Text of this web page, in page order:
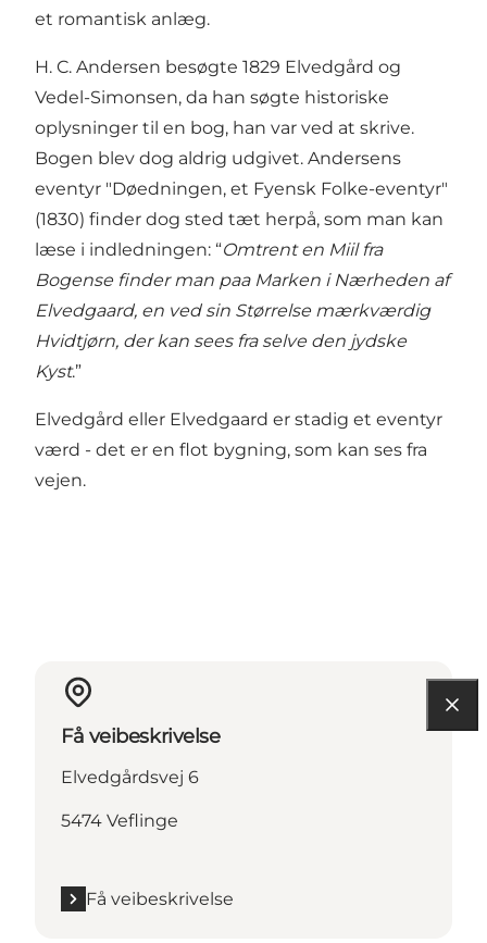
et romantisk anlæg.
H. C. Andersen besøgte 1829 Elvedgård og
Vedel-Simonsen, da han søgte historiske
oplysninger til en bog, han var ved at skrive.
Bogen blev dog aldrig udgivet. Andersens
eventyr "Døedningen, et Fyensk Folke-eventyr"
(1830) finder dog sted tæt herpå, som man kan
læse i indledningen: “Omtrent en Miil fra
Bogense finder man paa Marken i Nærheden af
Elvedgaard, en ved sin Størrelse mærkværdig
Hvidtjørn, der kan sees fra selve den jydske
Kyst.”
Elvedgård eller Elvedgaard er stadig et eventyr
værd - det er en flot bygning, som kan ses fra
vejen.
Få veibeskrivelse
Elvedgårdsvej 6
5474 Veflinge
Få veibeskrivelse